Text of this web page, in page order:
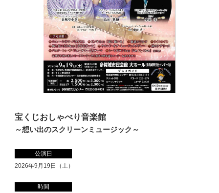
宝くじおしゃべり音楽館
～想い出のスクリーンミュージック～
公演日
2026年9月19日（土）
時間